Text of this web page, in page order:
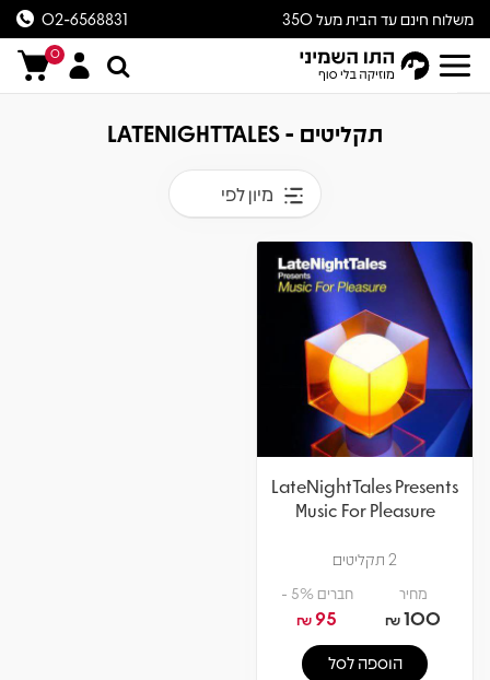
משלוח חינם עד הבית מעל 350
ש״ח
02-6568831
0
תקליטים - LATENIGHTTALES
מיון לפי
LateNightTales Presents
Music For Pleasure
2 תקליטים
מחיר
100
₪
חברים 5% -
95
₪
הוספה לסל